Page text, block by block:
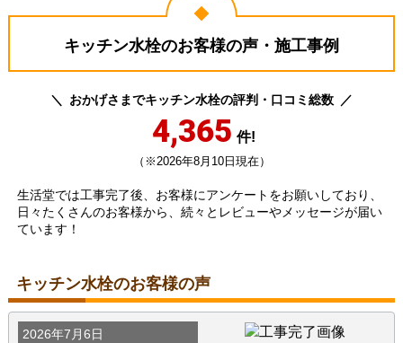
キッチン水栓のお客様の声・施工事例
おかげさまでキッチン水栓の評判・口コミ総数
4,365 件!
（※2026年8月10日現在）
生活堂では工事完了後、お客様にアンケートをお願いしており、
日々たくさんのお客様から、続々とレビューやメッセージが届い
ています！
キッチン水栓のお客様の声
2026年7月6日